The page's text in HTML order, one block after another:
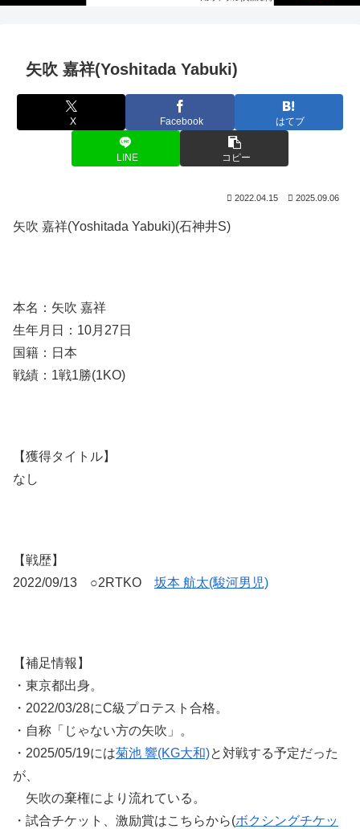
矢吹 嘉祥(Yoshitada Yabuki)
X Facebook はてブ
LINE コピー
2022.04.15 2025.09.06
矢吹 嘉祥(Yoshitada Yabuki)(石神井S)
本名：矢吹 嘉祥
生年月日：10月27日
国籍：日本
戦績：1戦1勝(1KO)
【獲得タイトル】
なし
【戦歴】
2022/09/13 ○2RTKO 坂本 航太(駿河男児)
【補足情報】
・東京都出身。
・2022/03/28にC級プロテスト合格。
・自称「じゃない方の矢吹」。
・2025/05/19には菊池 響(KG大和)と対戦する予定だった
が、
矢吹の棄権により流れている。
・試合チケット、激励賞はこちらから(ボクシングチケッ